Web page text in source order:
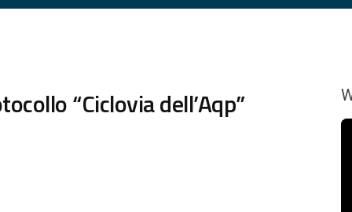
“Ciclovia dell’Aqp”